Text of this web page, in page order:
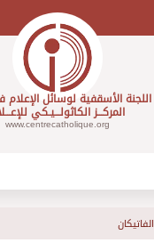
اللجنة الأسقفية لوسائل الإعلام
المركـــز الكاثولـــيـكي
www.centrecatholique.org
الفاتيكان